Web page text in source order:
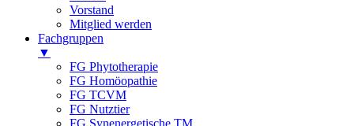
Vorstand
Mitglied werden
Fachgruppen
▼
FG Phytotherapie
FG Homöopathie
FG TCVM
FG Nutztier
FG Synenergetische TM